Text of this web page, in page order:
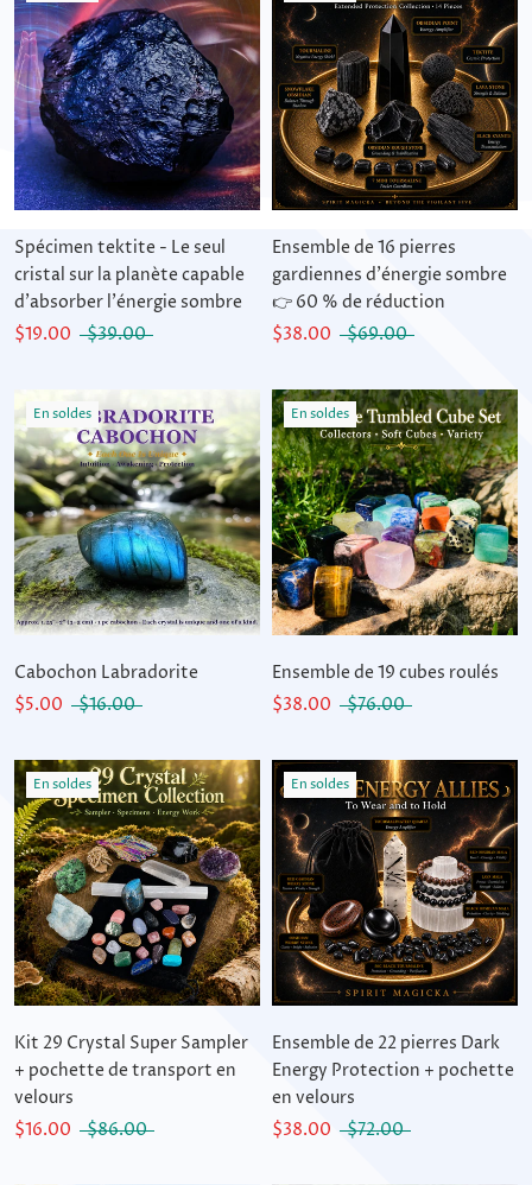
Spécimen tektite - Le seul
cristal sur la planète capable
d'absorber l'énergie sombre
$19.00
$39.00
Ensemble de 16 pierres
gardiennes d'énergie sombre
👉 60 % de réduction
$38.00
$69.00
En soldes
Cabochon Labradorite
$5.00
$16.00
En soldes
Ensemble de 19 cubes roulés
$38.00
$76.00
En soldes
Kit 29 Crystal Super Sampler
+ pochette de transport en
velours
$16.00
$86.00
En soldes
Ensemble de 22 pierres Dark
Energy Protection + pochette
en velours
$38.00
$72.00